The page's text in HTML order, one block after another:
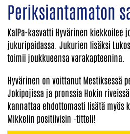
Periksiantamaton
KalPa-kasvatti Hyvärinen kiekkoilee
jukuripaidassa. Jukurien lisäksi
toimii joukkueensa varakapteenina.
Hyvärinen on voittanut Mestiksessä
Jokipojissa ja pronssia Hokin
kannattaa ehdottomasti lisätä myös
Mikkelin positiivisin -titteli!